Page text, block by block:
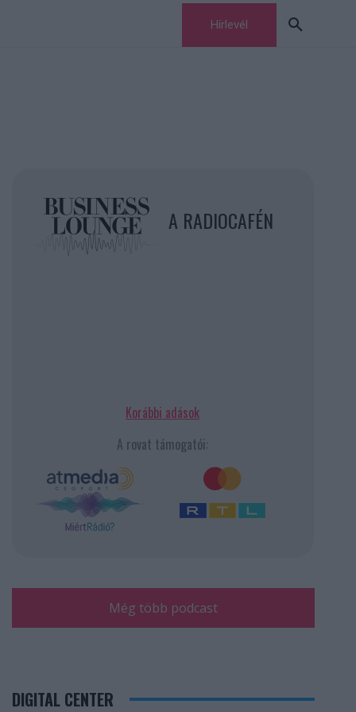
Hírlevél
A RADIOCAFÉN
Korábbi adások
A rovat támogatói:
Még több podcast
DIGITAL CENTER